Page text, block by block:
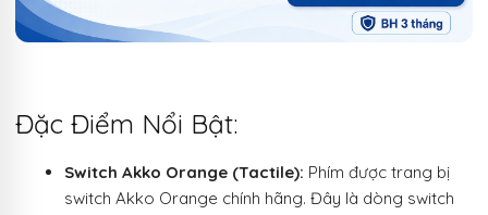
Đặc Điểm Nổi Bật:
Switch Akko Orange (Tactile): Phím được trang bị
switch Akko Orange chính hãng. Đây là dòng switch